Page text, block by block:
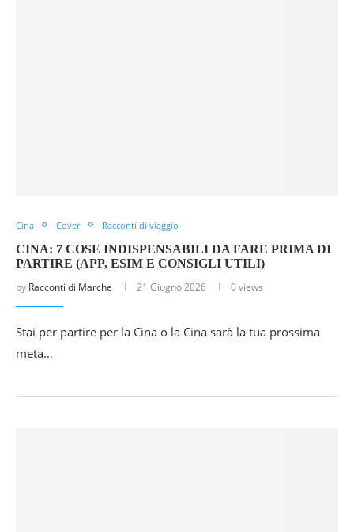
Cina Cover Racconti di viaggio
CINA: 7 COSE INDISPENSABILI DA FARE PRIMA DI
PARTIRE (APP, ESIM E CONSIGLI UTILI)
by Racconti di Marche 21 Giugno 2026 0 views
Stai per partire per la Cina o la Cina sarà la tua prossima
meta…